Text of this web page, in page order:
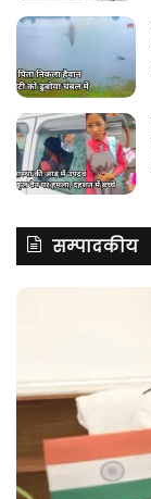
सम्पादकीय